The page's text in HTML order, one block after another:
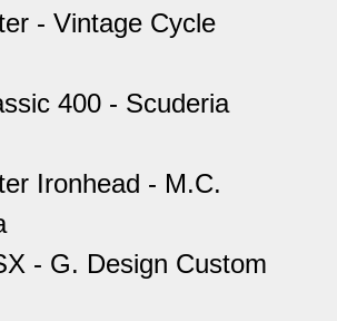
- Vintage Cycle
400 - Scuderia
Ironhead - M.C.
- G. Design Custom